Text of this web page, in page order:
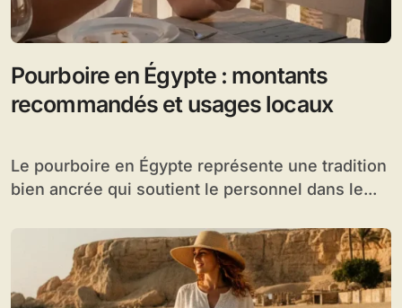
Pourboire en Égypte : montants
recommandés et usages locaux
Le pourboire en Égypte représente une tradition
bien ancrée qui soutient le personnel dans le...